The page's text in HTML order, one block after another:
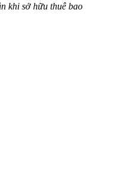
khi sở hữu thuê bao